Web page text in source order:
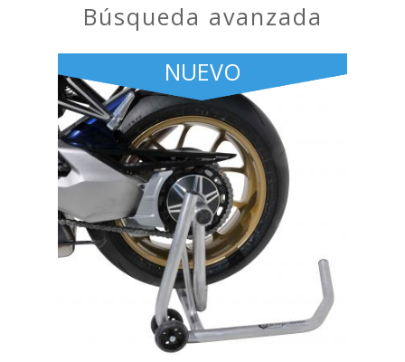
búsqueda avanzada
NUEVO